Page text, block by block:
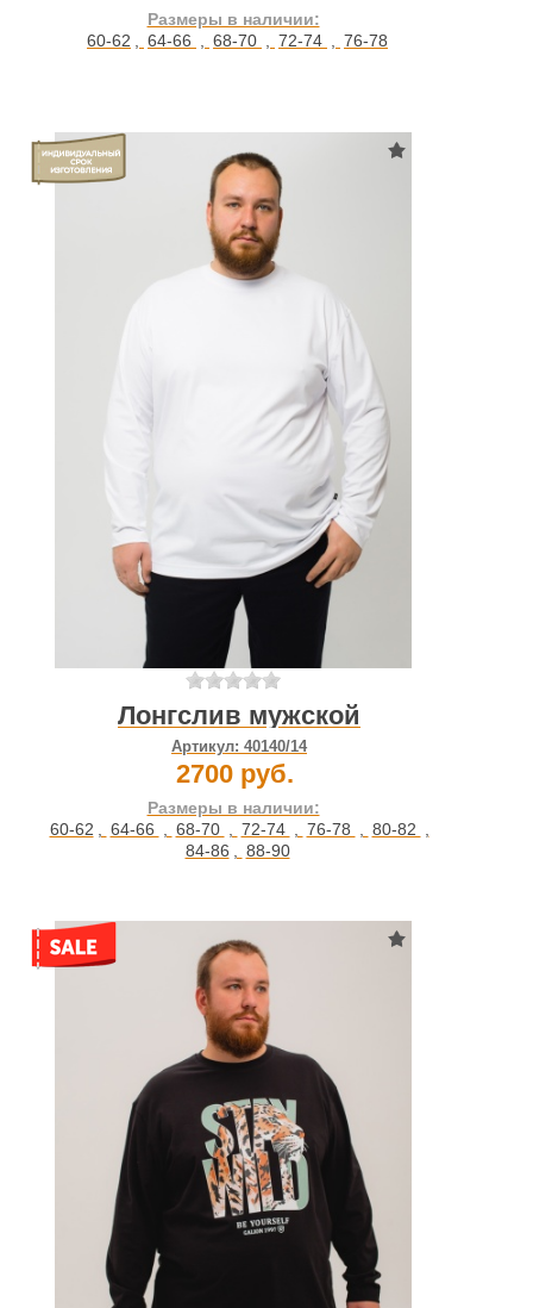
Размеры в наличии:
60-62 , 64-66 , 68-70 , 72-74 , 76-78
Лонгслив мужской
Артикул: 40140/14
2700 руб.
Размеры в наличии:
60-62 , 64-66 , 68-70 , 72-74 , 76-78 , 80-82 ,
84-86 , 88-90